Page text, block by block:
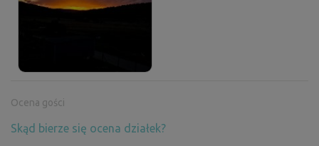
Ocena gości
Skąd bierze się ocena działek?